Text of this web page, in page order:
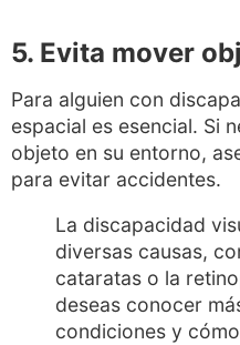
5. Evita mover
Para alguien con
espacial es esencial. Si
objeto en su entorno,
para evitar accidentes.
La discapacidad
diversas causas,
cataratas o la
deseas conocer
condiciones y